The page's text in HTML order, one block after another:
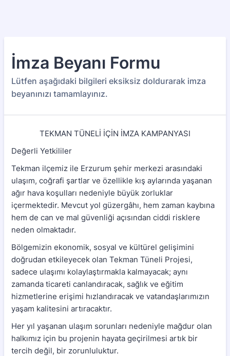
İmza Beyanı Formu
Lütfen aşağıdaki bilgileri eksiksiz doldurarak imza
beyanınızı tamamlayınız.
TEKMAN TÜNELİ İÇİN İMZA KAMPANYASI
Değerli Yetkililer
Tekman ilçemiz ile Erzurum şehir merkezi arasındaki
ulaşım, coğrafi şartlar ve özellikle kış aylarında yaşanan
ağır hava koşulları nedeniyle büyük zorluklar
içermektedir. Mevcut yol güzergâhı, hem zaman kaybına
hem de can ve mal güvenliği açısından ciddi risklere
neden olmaktadır.
Bölgemizin ekonomik, sosyal ve kültürel gelişimini
doğrudan etkileyecek olan Tekman Tüneli Projesi,
sadece ulaşımı kolaylaştırmakla kalmayacak; aynı
zamanda ticareti canlandıracak, sağlık ve eğitim
hizmetlerine erişimi hızlandıracak ve vatandaşlarımızın
yaşam kalitesini artıracaktır.
Her yıl yaşanan ulaşım sorunları nedeniyle mağdur olan
halkımız için bu projenin hayata geçirilmesi artık bir
tercih değil, bir zorunluluktur.